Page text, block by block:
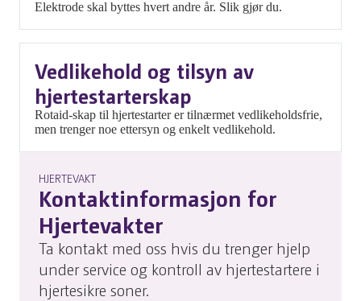
Elektrode skal byttes hvert andre år. Slik gjør du.
Vedlikehold og tilsyn av
hjertestarterskap
Rotaid-skap til hjertestarter er tilnærmet vedlikeholdsfrie,
men trenger noe ettersyn og enkelt vedlikehold.
HJERTEVAKT
Kontaktinformasjon for
Hjertevakter
Ta kontakt med oss hvis du trenger hjelp
under service og kontroll av hjertestartere i
hjertesikre soner.